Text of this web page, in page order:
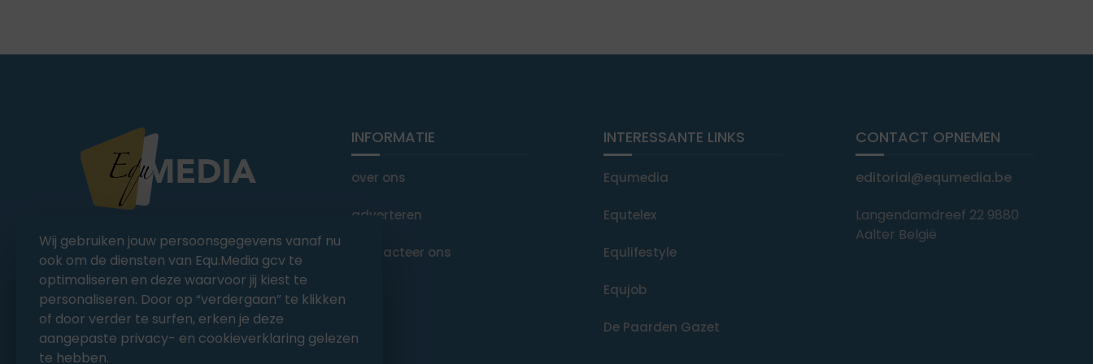
You Ride it We Write it,
Equestrian news
INFORMATIE
over ons
adverteren
Contacteer ons
INTERESSANTE LINKS
Equmedia
Equtelex
Equlifestyle
Equjob
De Paarden Gazet
CONTACT OPNEMEN
editorial@equmedia.be
Langendamdreef 22 9880
Aalter België
Wij gebruiken jouw persoonsgegevens vanaf nu
ook om de diensten van Equ.Media gcv te
optimaliseren en deze waarvoor jij kiest te
personaliseren. Door op “verdergaan” te klikken
of door verder te surfen, erken je deze
aangepaste privacy- en cookieverklaring gelezen
te hebben.